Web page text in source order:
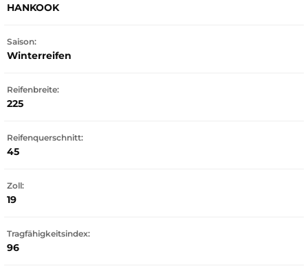
HANKOOK
Saison:
Winterreifen
Reifenbreite:
225
Reifenquerschnitt:
45
Zoll:
19
Tragfähigkeitsindex:
96